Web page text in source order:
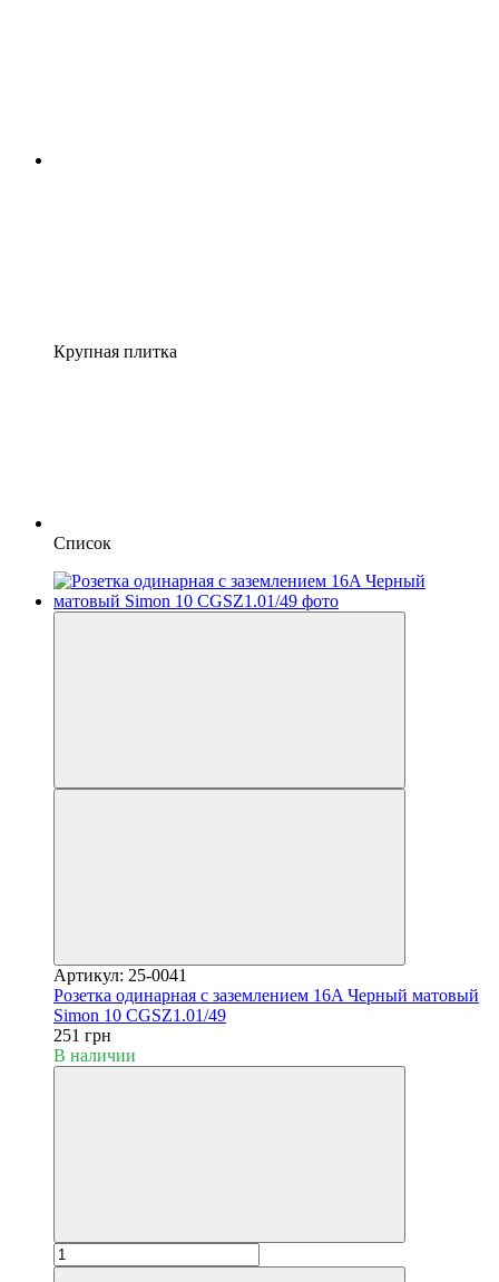
Крупная плитка
Список
Артикул: 25-0041
Розетка одинарная с заземлением 16A Черный матовый
Simon 10 CGSZ1.01/49
251 грн
В наличии